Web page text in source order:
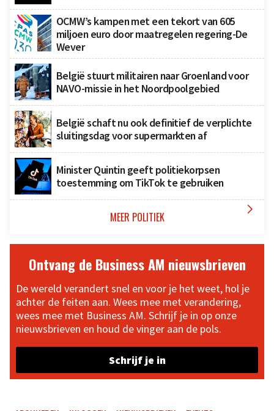
OCMW’s kampen met een tekort van 605
miljoen euro door maatregelen regering-De
Wever
België stuurt militairen naar Groenland voor
NAVO-missie in het Noordpoolgebied
België schaft nu ook definitief de verplichte
sluitingsdag voor supermarkten af
Minister Quintin geeft politiekorpsen
toestemming om TikTok te gebruiken
MEER POLITIEK 
Ontvang de Business AM nieuwsbrieven
De wereld verandert snel en voor je het weet, hol je
achter de feiten aan. Wees mee met verandering,
wees mee met Business AM. Schrijf je in op onze
nieuwsbrieven en houd de vinger aan de pols.
Schrijf je in